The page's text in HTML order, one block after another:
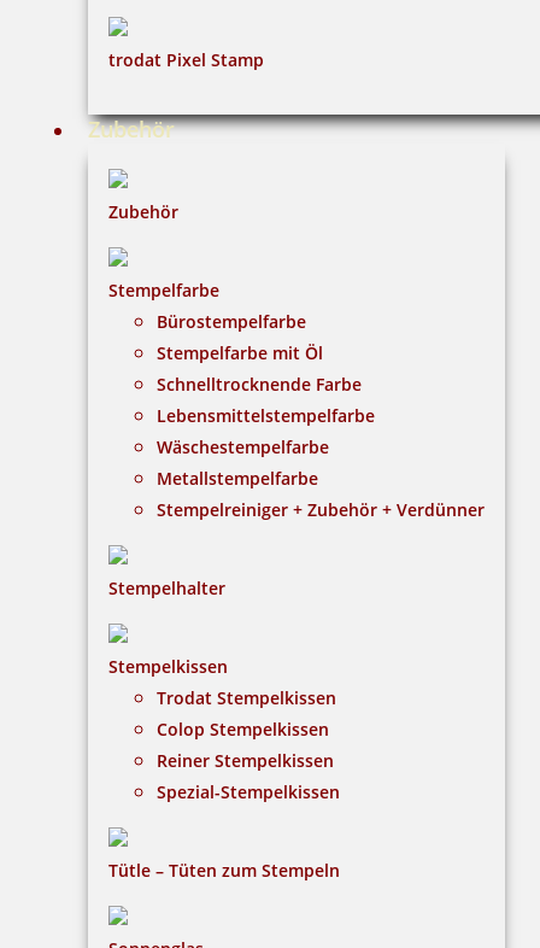
trodat Pixel Stamp
Zubehör
Zubehör
Stempelfarbe
Bürostempelfarbe
Stempelfarbe mit Öl
Schnelltrocknende Farbe
Lebensmittelstempelfarbe
Wäschestempelfarbe
Metallstempelfarbe
Stempelreiniger + Zubehör + Verdünner
Stempelhalter
Stempelkissen
Trodat Stempelkissen
Colop Stempelkissen
Reiner Stempelkissen
Spezial-Stempelkissen
Tütle – Tüten zum Stempeln
HINWEISE
Versandinformationen
Zahlungsbedingungen
Bestellhinweise